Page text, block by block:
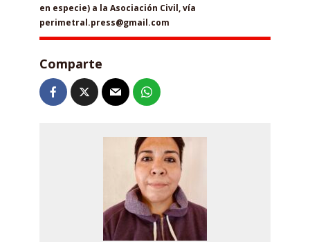
en especie) a la Asociación Civil, vía
perimetral.press@gmail.com
Comparte